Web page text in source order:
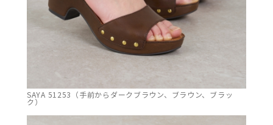
SAYA 51253（手前からダークブラウン、ブラウン、ブラッ
ク）